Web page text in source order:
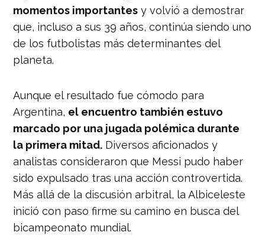
momentos importantes y volvió a demostrar
que, incluso a sus 39 años, continúa siendo uno
de los futbolistas más determinantes del
planeta.
Aunque el resultado fue cómodo para
Argentina, el encuentro también estuvo
marcado por una jugada polémica durante
la primera mitad. Diversos aficionados y
analistas consideraron que Messi pudo haber
sido expulsado tras una acción controvertida.
Más allá de la discusión arbitral, la Albiceleste
inició con paso firme su camino en busca del
bicampeonato mundial.